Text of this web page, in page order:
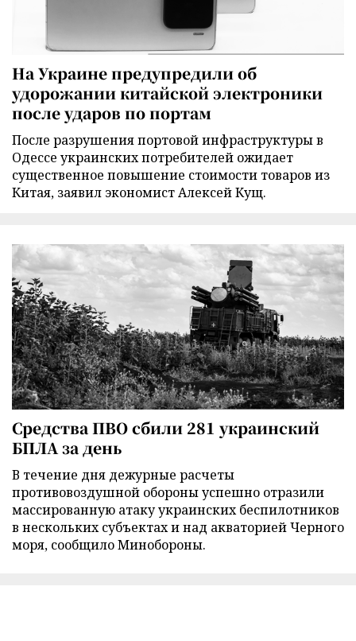
На Украине предупредили об
удорожании китайской электроники
после ударов по портам
После разрушения портовой инфраструктуры в
Одессе украинских потребителей ожидает
существенное повышение стоимости товаров из
Китая, заявил экономист Алексей Кущ.
Средства ПВО сбили 281 украинский
БПЛА за день
В течение дня дежурные расчеты
противовоздушной обороны успешно отразили
массированную атаку украинских беспилотников
в нескольких субъектах и над акваторией Черного
моря, сообщило Минобороны.